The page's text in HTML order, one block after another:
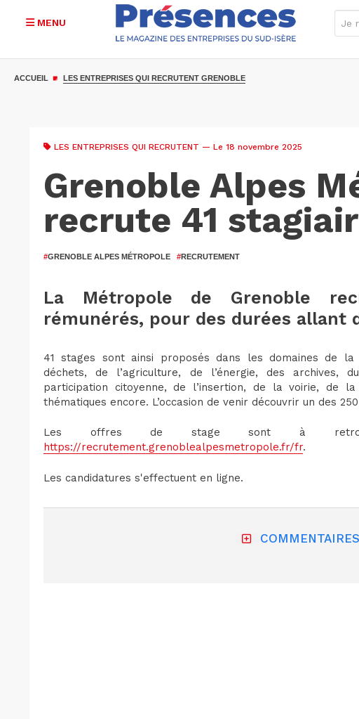
MENU
ACCUEIL LES ENTREPRISES QUI RECRUTENT GRENOBLE
LES ENTREPRISES QUI RECRUTENT — Le 18 novembre 2025
Grenoble Alpes
recrute 41
#GRENOBLE ALPES MÉTROPOLE #RECRUTEMENT
La Métropole de Grenoble
rémunérés, pour des durées allant
41 stages sont ainsi proposés dans les domaines de la
déchets, de l’agriculture, de l’énergie, des archives,
participation citoyenne, de l’insertion, de la voirie, de
thématiques encore. L’occasion de venir découvrir un des
Les offres de stage sont à
https://recrutement.grenoblealpesmetropole.fr/fr.
Les candidatures s'effectuent en ligne.
COMMENTAIRES